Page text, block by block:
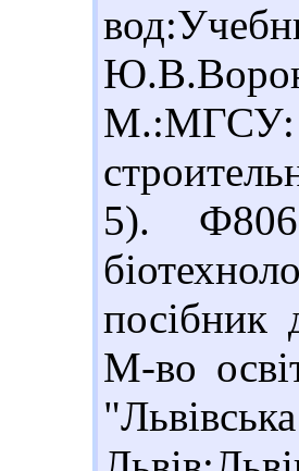
М.:МГСУ:
5).
М-во